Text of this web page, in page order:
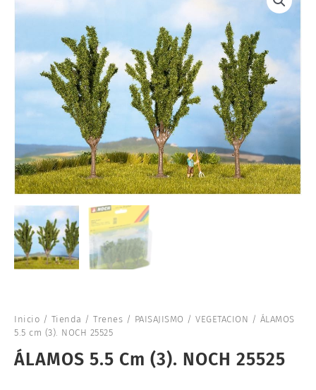
Inicio / Tienda / Trenes / PAISAJISMO / VEGETACION / ÁLAMOS
5.5 cm (3). NOCH 25525
ÁLAMOS 5.5 Cm (3). NOCH 25525